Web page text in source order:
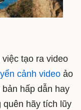
tạo ra video
cảnh video ảo
hấp dẫn hay
quên hãy tích lũy